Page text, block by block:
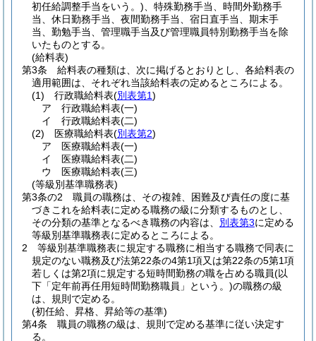
初任給調整手当をいう。) 、特殊勤務手当、時間外勤務手
当、休日勤務手当、夜間勤務手当、宿日直手当、期末手
当、勤勉手当、管理職手当及び管理職員特別勤務手当を除
いたものとする。
(給料表)
第3条
給料表の種類は、次に掲げるとおりとし、各給料表の
適用範囲は、それぞれ当該給料表の定めるところによる。
(1)
行政職給料表(別表第1)
ア
行政職給料表(一)
イ
行政職給料表(二)
(2)
医療職給料表(別表第2)
ア
医療職給料表(一)
イ
医療職給料表(二)
ウ
医療職給料表(三)
(等級別基準職務表)
第3条の2
職員の職務は、その複雑、困難及び責任の度に基
づきこれを給料表に定める職務の級に分類するものとし、
その分類の基準となるべき職務の内容は、 別表第3に定める
等級別基準職務表に定めるところによる。
2
等級別基準職務表に規定する職務に相当する職務で同表に
規定のない職務及び法第22条の4第1項又は第22条の5第1項
若しくは第2項に規定する短時間勤務の職を占める職員(以
下「定年前再任用短時間勤務職員」という。)の職務の級
は、規則で定める。
(初任給、昇格、昇給等の基準)
第4条
職員の職務の級は、規則で定める基準に従い決定す
る。